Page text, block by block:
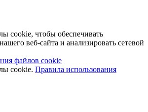
cookie, чтобы обеспечивать
веб-сайта и анализировать сетевой
файлов cookie
cookie. Правила использования